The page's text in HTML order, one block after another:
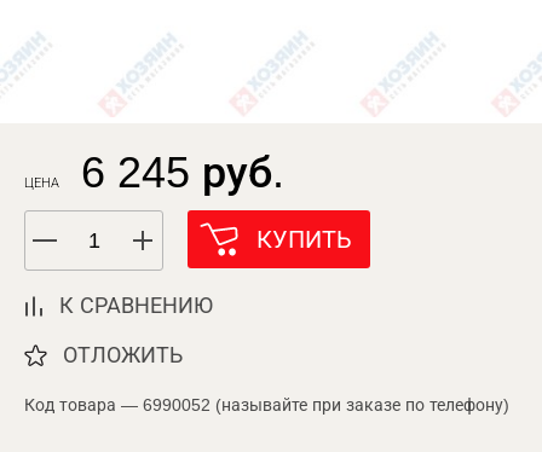
ЦЕНА 6 245 руб.
КУПИТЬ
К СРАВНЕНИЮ
ОТЛОЖИТЬ
Код товара — 6990052 (называйте при заказе по телефону)